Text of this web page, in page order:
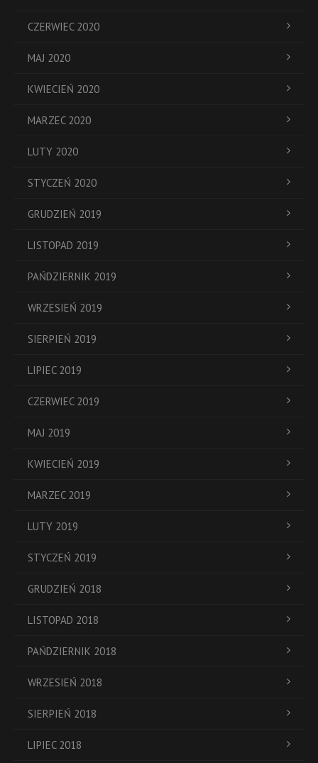
CZERWIEC 2020
MAJ 2020
KWIECIEŃ 2020
MARZEC 2020
LUTY 2020
STYCZEŃ 2020
GRUDZIEŃ 2019
LISTOPAD 2019
PAŃDZIERNIK 2019
WRZESIEŃ 2019
SIERPIEŃ 2019
LIPIEC 2019
CZERWIEC 2019
MAJ 2019
KWIECIEŃ 2019
MARZEC 2019
LUTY 2019
STYCZEŃ 2019
GRUDZIEŃ 2018
LISTOPAD 2018
PAŃDZIERNIK 2018
WRZESIEŃ 2018
SIERPIEŃ 2018
LIPIEC 2018